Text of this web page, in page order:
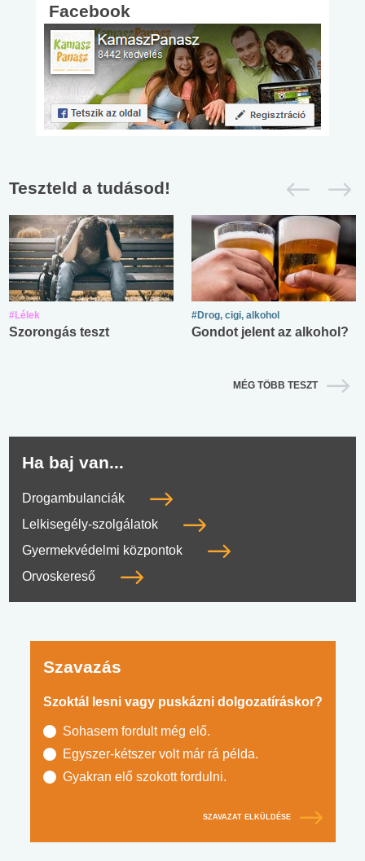
Facebook
Teszteld a tudásod!
#Lélek
Szorongás teszt
#Drog, cigi, alkohol
Gondot jelent az alkohol?
MÉG TÖBB TESZT
Ha baj van...
Drogambulanciák
Lelkisegély-szolgálatok
Gyermekvédelmi központok
Orvoskereső
Szavazás
Szoktál lesni vagy puskázni dolgozatíráskor?
Sohasem fordult még elő.
Egyszer-kétszer volt már rá példa.
Gyakran elő szokott fordulni.
SZAVAZAT ELKÜLDÉSE